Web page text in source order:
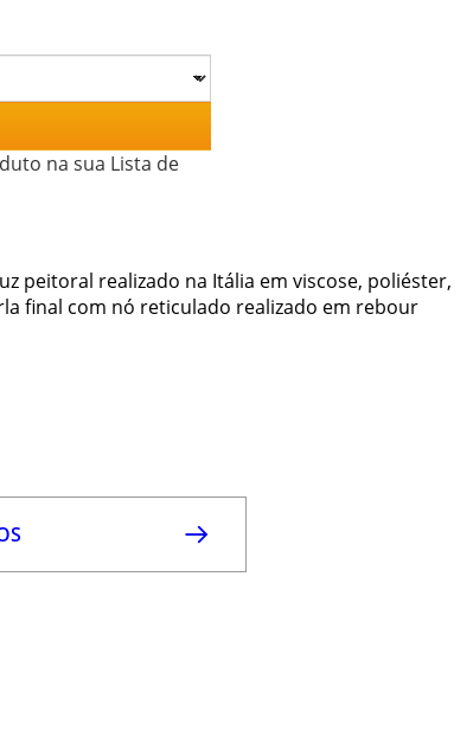
na sua Lista de
peitoral realizado na Itália em viscose, poliéster,
final com nó reticulado realizado em rebour